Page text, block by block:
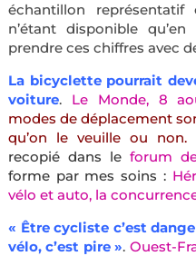
échantillon représentatif
n’étant disponible
prendre ces chiffres avec
La bicyclette pourrait
voiture. Le Monde, 8
modes de déplacement
qu’on le veuille ou non.
recopié dans le forum
forme par mes soins :
vélo et auto, la
« Être cycliste c’est
vélo, c’est pire ». Ouest-